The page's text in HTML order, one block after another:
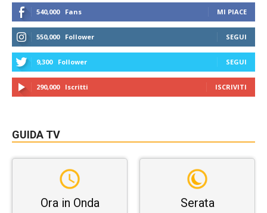
540,000 Fans MI PIACE
550,000 Follower SEGUI
9,300 Follower SEGUI
290,000 Iscritti ISCRIVITI
GUIDA TV
Ora in Onda Serata